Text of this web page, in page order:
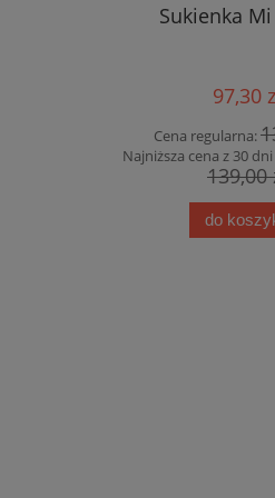
Sukienka
97,30
Cena regularna:
Najniższa cena z 30
139,00
do